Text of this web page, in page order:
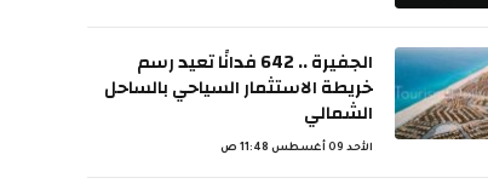
الجفيرة .. 642 فدانًا تعيد رسم
خريطة الاستثمار السياحي بالساحل
الشمالي
الأحد 09 أغسطس 11:48 ص